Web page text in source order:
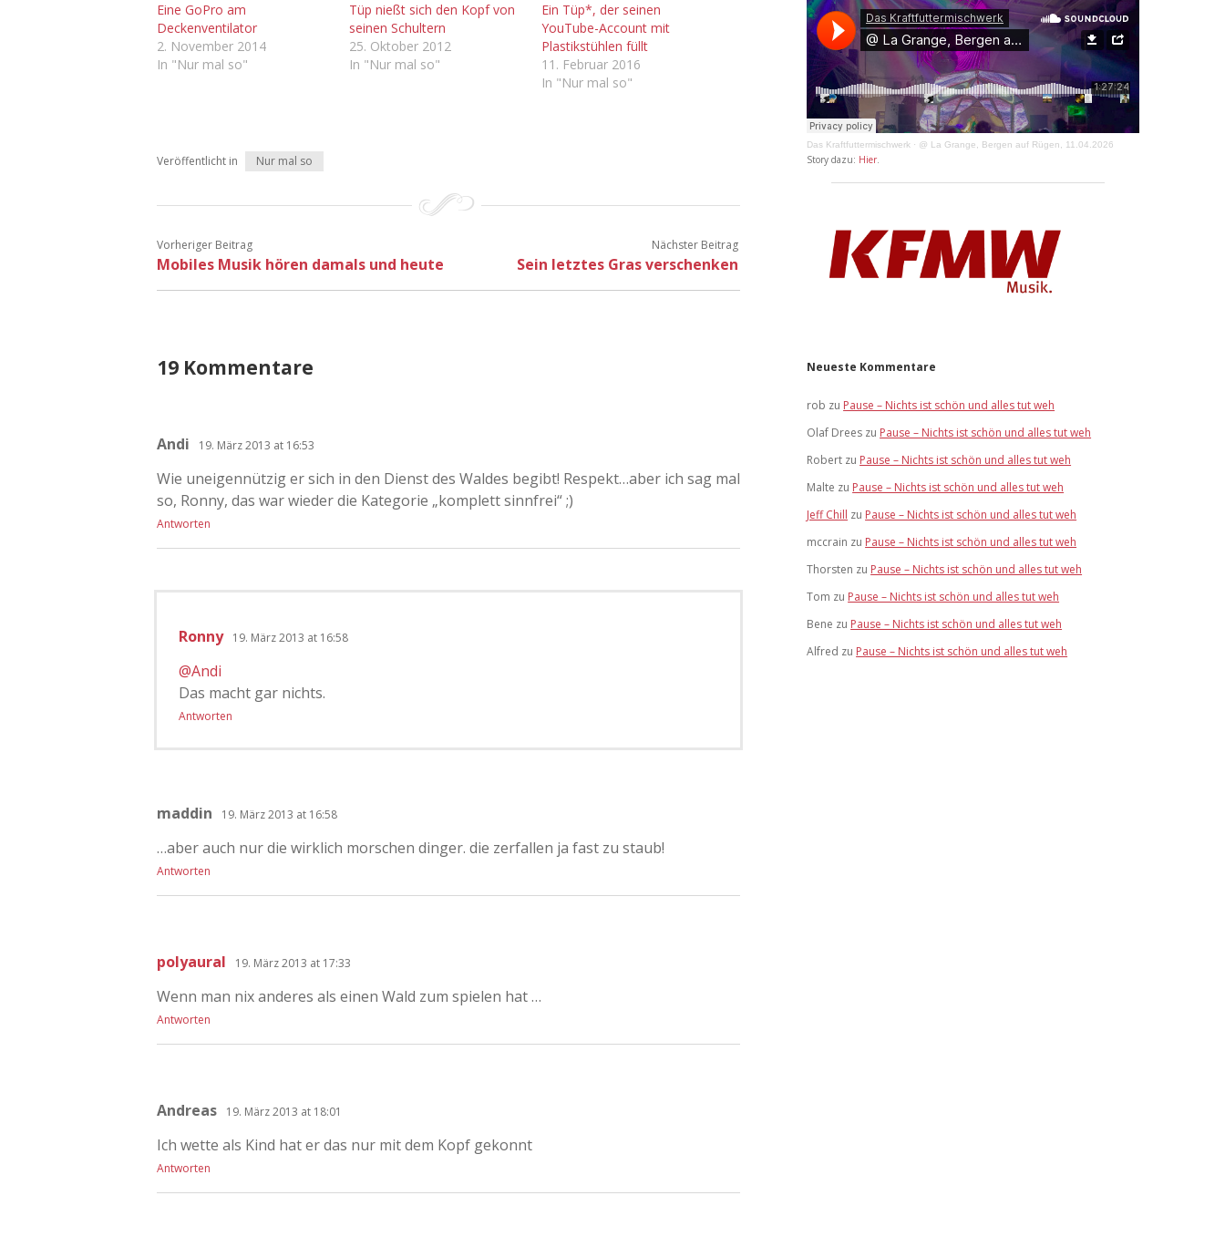
Eine GoPro am
Deckenventilator
2. November 2014
In "Nur mal so"
Tüp nießt sich den Kopf von
seinen Schultern
25. Oktober 2012
In "Nur mal so"
Ein Tüp*, der seinen
YouTube-Account mit
Plastikstühlen füllt
11. Februar 2016
In "Nur mal so"
Veröffentlicht in Nur mal so
Vorheriger Beitrag
Mobiles Musik hören damals und heute
Nächster Beitrag
Sein letztes Gras verschenken
19 Kommentare
Andi 19. März 2013 at 16:53
Wie uneigennützig er sich in den Dienst des Waldes begibt! Respekt…aber ich sag mal
so, Ronny, das war wieder die Kategorie „komplett sinnfrei“ ;)
Antworten
Ronny 19. März 2013 at 16:58
@Andi
Das macht gar nichts.
Antworten
maddin 19. März 2013 at 16:58
…aber auch nur die wirklich morschen dinger. die zerfallen ja fast zu staub!
Antworten
polyaural 19. März 2013 at 17:33
Wenn man nix anderes als einen Wald zum spielen hat …
Antworten
Andreas 19. März 2013 at 18:01
Ich wette als Kind hat er das nur mit dem Kopf gekonnt
Antworten
Das Kraftfuttermischwerk · @ La Grange, Bergen auf Rügen, 11.04.2026
Story dazu: Hier.
Neueste Kommentare
rob zu Pause – Nichts ist schön und alles tut weh
Olaf Drees zu Pause – Nichts ist schön und alles tut weh
Robert zu Pause – Nichts ist schön und alles tut weh
Malte zu Pause – Nichts ist schön und alles tut weh
Jeff Chill zu Pause – Nichts ist schön und alles tut weh
mccrain zu Pause – Nichts ist schön und alles tut weh
Thorsten zu Pause – Nichts ist schön und alles tut weh
Tom zu Pause – Nichts ist schön und alles tut weh
Bene zu Pause – Nichts ist schön und alles tut weh
Alfred zu Pause – Nichts ist schön und alles tut weh